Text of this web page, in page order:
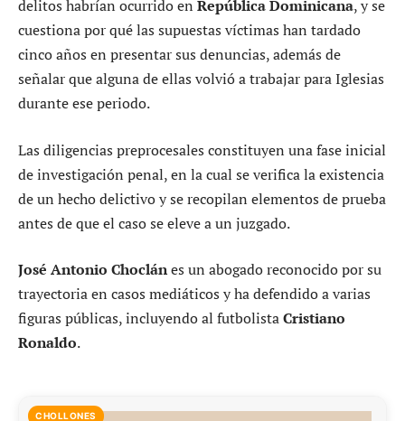
delitos habrían ocurrido en República Dominicana, y se
cuestiona por qué las supuestas víctimas han tardado
cinco años en presentar sus denuncias, además de
señalar que alguna de ellas volvió a trabajar para Iglesias
durante ese periodo.
Las diligencias preprocesales constituyen una fase inicial
de investigación penal, en la cual se verifica la existencia
de un hecho delictivo y se recopilan elementos de prueba
antes de que el caso se eleve a un juzgado.
José Antonio Choclánes un abogado reconocido por su
trayectoria en casos mediáticos y ha defendido a varias
figuras públicas, incluyendo al futbolistaCristiano
Ronaldo.
CHOLLONES